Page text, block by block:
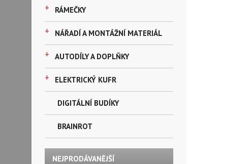
+ RÁMEČKY
+ NÁŘADÍ A MONTÁŽNÍ MATERIÁL
+ AUTODÍLY A DOPLŇKY
+ ELEKTRICKÝ KUFR
DIGITÁLNÍ BUDÍKY
BRAINROT
NEJPRODÁVANĚJŠÍ